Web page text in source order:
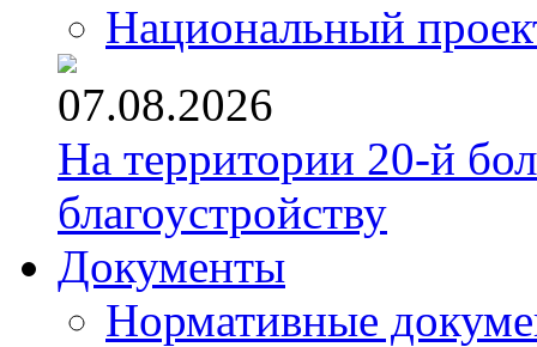
Национальный
07.08.2026
На территории 20-й
благоустройству
Документы
Нормативные